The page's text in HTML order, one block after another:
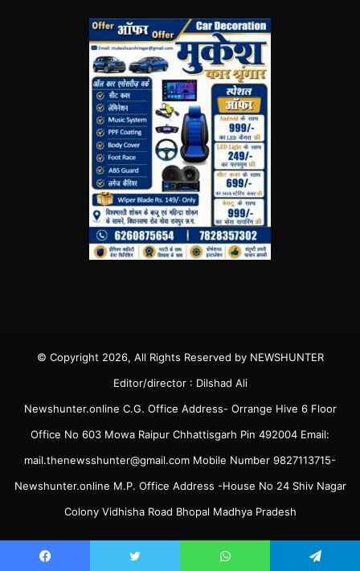
© Copyright 2026, All Rights Reserved by NEWSHUNTER
Editor/director : Dilshad Ali
Newshunter.online C.G. Office Address- Orrange Hive 6 Floor
Office No 603 Mowa Raipur Chhattisgarh Pin 492004 Email:
mail.thenewsshunter@gmail.com Mobile Number 9827113715-
Newshunter.online M.P. Office Address -House No 24 Shiv Nagar
Colony Vidhisha Road Bhopal Madhya Pradesh